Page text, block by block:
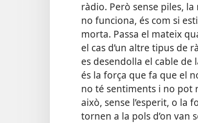
ràdio. Però sense piles, la
no funciona, és com si
morta. Passa el mateix
el cas d’un altre tipus de
es desendolla el cable de
és la força que fa que el
no té sentiments i no pot
això, sense l’esperit, o la
tornen a la pols d’on van